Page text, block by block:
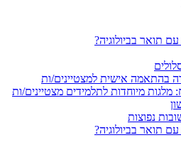
תואר בביולוגיה?
בהתאמה אישית למצטיינים/ות
מלגות מיוחדות לתלמידים מצטיינים/ות
נפוצות
תואר בביולוגיה?